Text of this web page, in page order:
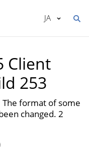
JA
Client
253
The format of some
changed. 2